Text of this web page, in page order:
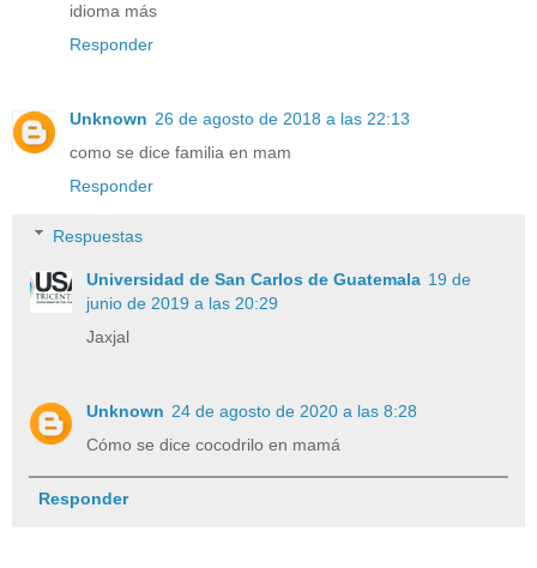
idioma más
Responder
Unknown 26 de agosto de 2018 a las 22:13
como se dice familia en mam
Responder
Respuestas
Universidad de San Carlos de Guatemala 19 de
junio de 2019 a las 20:29
Jaxjal
Unknown 24 de agosto de 2020 a las 8:28
Cómo se dice cocodrilo en mamá
Responder